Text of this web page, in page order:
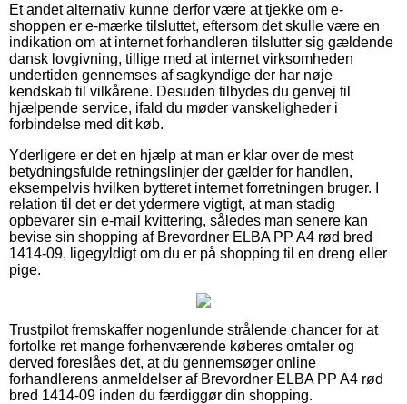
Et andet alternativ kunne derfor være at tjekke om e-
shoppen er e-mærke tilsluttet, eftersom det skulle være en
indikation om at internet forhandleren tilslutter sig gældende
dansk lovgivning, tillige med at internet virksomheden
undertiden gennemses af sagkyndige der har nøje
kendskab til vilkårene. Desuden tilbydes du genvej til
hjælpende service, ifald du møder vanskeligheder i
forbindelse med dit køb.
Yderligere er det en hjælp at man er klar over de mest
betydningsfulde retningslinjer der gælder for handlen,
eksempelvis hvilken bytteret internet forretningen bruger. I
relation til det er det ydermere vigtigt, at man stadig
opbevarer sin e-mail kvittering, således man senere kan
bevise sin shopping af Brevordner ELBA PP A4 rød bred
1414-09, ligegyldigt om du er på shopping til en dreng eller
pige.
Trustpilot fremskaffer nogenlunde strålende chancer for at
fortolke ret mange forhenværende køberes omtaler og
derved foreslåes det, at du gennemsøger online
forhandlerens anmeldelser af Brevordner ELBA PP A4 rød
bred 1414-09 inden du færdiggør din shopping.